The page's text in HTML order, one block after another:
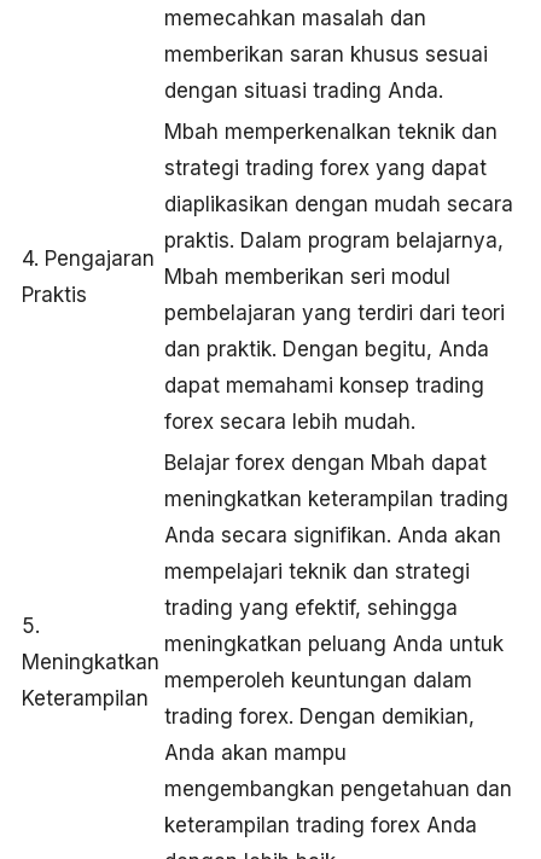
memecahkan masalah dan
memberikan saran khusus sesuai
dengan situasi trading Anda.
4. Pengajaran
Praktis
Mbah memperkenalkan teknik dan
strategi trading forex yang dapat
diaplikasikan dengan mudah secara
praktis. Dalam program belajarnya,
Mbah memberikan seri modul
pembelajaran yang terdiri dari teori
dan praktik. Dengan begitu, Anda
dapat memahami konsep trading
forex secara lebih mudah.
5.
Meningkatkan
Keterampilan
Belajar forex dengan Mbah dapat
meningkatkan keterampilan trading
Anda secara signifikan. Anda akan
mempelajari teknik dan strategi
trading yang efektif, sehingga
meningkatkan peluang Anda untuk
memperoleh keuntungan dalam
trading forex. Dengan demikian,
Anda akan mampu
mengembangkan pengetahuan dan
keterampilan trading forex Anda